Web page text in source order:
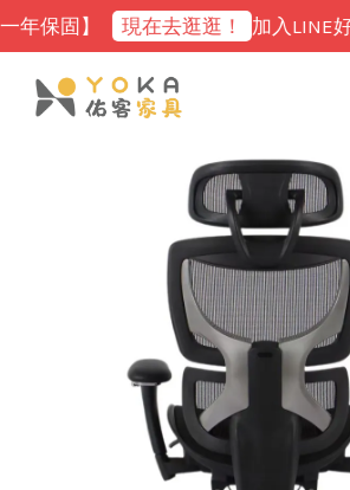
現在去逛逛！ 加入LINE好友 在領
您的購物車目前還是
繼續購物